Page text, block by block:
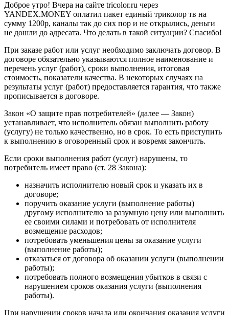
Доброе утро! Вчера на сайте tricolor.ru через
YANDEX.MONEY оплатил пакет единый триколор тв на
сумму 1200р, каналы так до сих пор и не открылись, деньги
не дошли до адресата. Что делать в такой ситуации? Спасибо!
При заказе работ или услуг необходимо заключать договор. В
договоре обязательно указываются полное наименование и
перечень услуг (работ), сроки выполнения, итоговая
стоимость, показатели качества. В некоторых случаях на
результаты услуг (работ) предоставляется гарантия, что также
прописывается в договоре.
Закон «О защите прав потребителей» (далее — Закон)
устанавливает, что исполнитель обязан выполнить работу
(услугу) не только качественно, но в срок. То есть приступить
к выполнению в оговоренный срок и вовремя закончить.
Если сроки выполнения работ (услуг) нарушены, то
потребитель имеет право (ст. 28 Закона):
назначить исполнителю новый срок и указать их в
договоре;
поручить оказание услуги (выполнение работы)
другому исполнителю за разумную цену или выполнить
ее своими силами и потребовать от исполнителя
возмещение расходов;
потребовать уменьшения цены за оказание услуги
(выполнение работы);
отказаться от договора об оказании услуги (выполнении
работы);
потребовать полного возмещения убытков в связи с
нарушением сроков оказания услуги (выполнения
работы).
При нарушении сроков начала или окончания оказания услуги